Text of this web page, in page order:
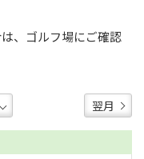
、ゴルフ場にご確認
翌月